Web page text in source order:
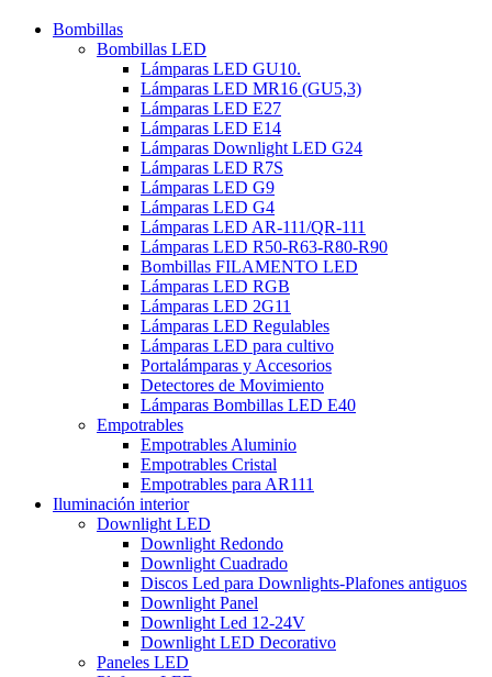
Bombillas
Bombillas LED
Lámparas LED GU10.
Lámparas LED MR16 (GU5,3)
Lámparas LED E27
Lámparas LED E14
Lámparas Downlight LED G24
Lámparas LED R7S
Lámparas LED G9
Lámparas LED G4
Lámparas LED AR-111/QR-111
Lámparas LED R50-R63-R80-R90
Bombillas FILAMENTO LED
Lámparas LED RGB
Lámparas LED 2G11
Lámparas LED Regulables
Lámparas LED para cultivo
Portalámparas y Accesorios
Detectores de Movimiento
Lámparas Bombillas LED E40
Empotrables
Empotrables Aluminio
Empotrables Cristal
Empotrables para AR111
Iluminación interior
Downlight LED
Downlight Redondo
Downlight Cuadrado
Discos Led para Downlights-Plafones antiguos
Downlight Panel
Downlight Led 12-24V
Downlight LED Decorativo
Paneles LED